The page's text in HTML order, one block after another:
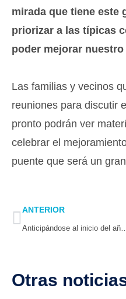
mirada que tiene este
priorizar a las típicas
poder mejorar
Las familias y vecinos
reuniones para discutir
pronto podrán ver
celebrar el
puente que será un
Prev
ANTERIOR
Anticipándose al inicio del año escolar: 4.200 maletines escolares para
Otras